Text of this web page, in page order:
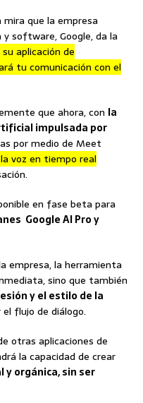
que la empresa
software, Google, da la
su aplicación de
tu comunicación con el
que ahora, con la
impulsada por
por medio de Meet
voz en tiempo real
en fase beta para
Google AI Pro y
empresa, la herramienta
sino que también
y el estilo de la
flujo de diálogo.
otras aplicaciones de
la capacidad de crear
orgánica, sin ser